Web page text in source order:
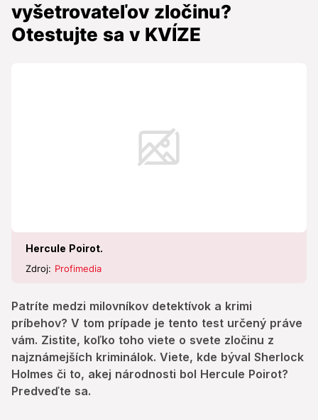
vyšetrovateľov zločinu?
Otestujte sa v KVÍZE
Hercule Poirot.
Zdroj: Profimedia
Patríte medzi milovníkov detektívok a krimi
príbehov? V tom prípade je tento test určený práve
vám. Zistite, koľko toho viete o svete zločinu z
najznámejších kriminálok. Viete, kde býval Sherlock
Holmes či to, akej národnosti bol Hercule Poirot?
Predveďte sa.
Patríte medzi milovníkov detektívok a krimi príbehov?
V tom prípade je tento test určený práve vám. Zistite,